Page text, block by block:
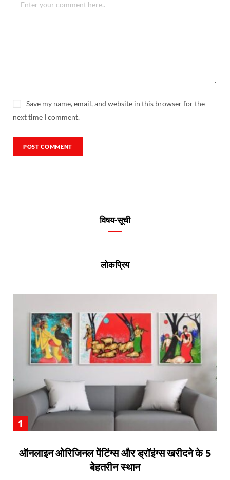
Save my name, email, and website in this browser for the
next time I comment.
विषय-सूची
लोकप्रिय
ऑनलाइन ओरिजिनल पेंटिंग्स और ड्रॉइंग्स खरीदने के 5
बेहतरीन स्थान